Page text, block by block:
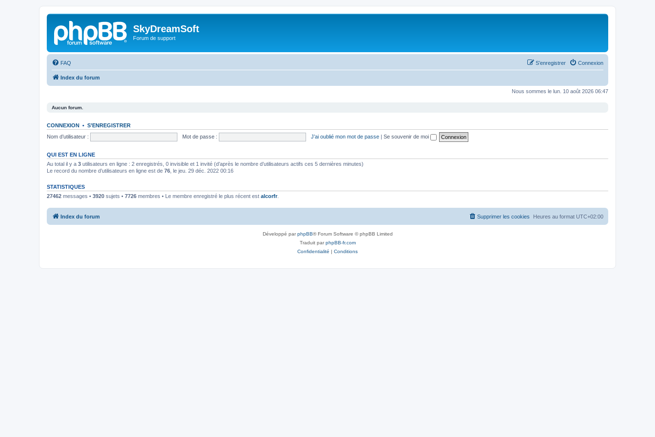
SkyDreamSoft
Forum de support
FAQ Connexion
S’enregistrer
Index du forum
Nous sommes le lun. 10 août 2026 06:47
Aucun forum.
CONNEXION • S’ENREGISTRER
Nom d’utilisateur :
Mot de passe : J’ai oublié mon mot de passe | Se souvenir de moi
QUI EST EN LIGNE
Au total il y a 3 utilisateurs en ligne : 2 enregistrés, 0 invisible et 1 invité (d’après le nombre d’utilisateurs actifs ces 5 dernières minutes)
Le record du nombre d’utilisateurs en ligne est de 76 , le jeu. 29 déc. 2022 00:16
STATISTIQUES
27462 messages • 3920 sujets • 7726 membres • Le membre enregistré le plus récent est alcorfr.
Index du forum Heures au format UTC+02:00
Supprimer les cookies
Développé parphpBB® Forum Software © phpBB Limited
Traduit parphpBB-fr.com
Confidentialité | Conditions